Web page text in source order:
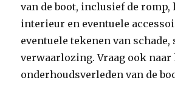
van de boot, inclusief de romp,
interieur en eventuele
eventuele tekenen van
verwaarlozing. Vraag ook naar
onderhoudsverleden van de